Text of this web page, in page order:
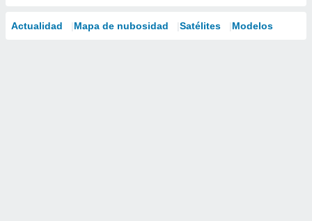
Actualidad Mapa de nubosidad Satélites Modelos